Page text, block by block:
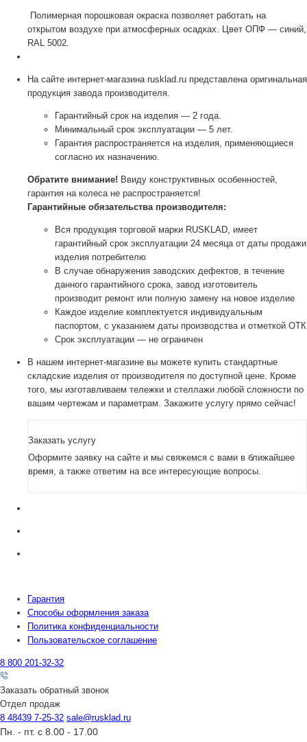
Полимерная порошковая окраска позволяет работать на
открытом воздухе при атмосферных осадках. Цвет ОПФ — синий,
RAL 5002.
На сайте интернет-магазина rusklad.ru представлена оригинальная
продукция завода производителя.
Гарантийный срок на изделия — 2 года.
Минимальный срок эксплуатации — 5 лет.
Гарантия распространяется на изделия, применяющиеся
согласно их назначению.
Обратите внимание! Ввиду конструктивных особенностей,
гарантия на колеса не распространяется!
Гарантийные обязательства производителя:
Вся продукция торговой марки RUSKLAD, имеет
гарантийный срок эксплуатации 24 месяца от даты продажи
изделия потребителю
В случае обнаружения заводских дефектов, в течение
данного гарантийного срока, завод изготовитель
производит ремонт или полную замену на новое изделие
Каждое изделие комплектуется индивидуальным
паспортом, с указанием даты производства и отметкой ОТК
Срок эксплуатации — не ограничен
В нашем интернет-магазине вы можете купить стандартные
складские изделия от производителя по доступной цене. Кроме
того, мы изготавливаем тележки и стеллажи любой сложности по
вашим чертежам и параметрам. Закажите услугу прямо сейчас!
Заказать услугу
Оформите заявку на сайте и мы свяжемся с вами в ближайшее
время, а также ответим на все интересующие вопросы.
Гарантия
Способы оформления заказа
Политика конфиденциальности
Пользовательское соглашение
8 800 201-32-32
Заказать обратный звонок
Отдел продаж
8 48439 7-25-32 sale@rusklad.ru
Пн. - пт. с 8.00 - 17.00